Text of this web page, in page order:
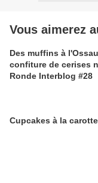
Vous aimerez
Des muffins à
confiture de cerises
Ronde Interblog #28
Cupcakes à la